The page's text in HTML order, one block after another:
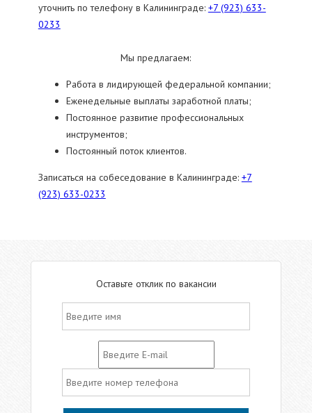
уточнить по телефону в Калининграде: +7 (923) 633-
0233
Мы предлагаем:
Работа в лидирующей федеральной компании;
Еженедельные выплаты заработной платы;
Постоянное развитие профессиональных
инструментов;
Постоянный поток клиентов.
Записаться на собеседование в Калининграде: +7
(923) 633-0233
Оставьте отклик по вакансии